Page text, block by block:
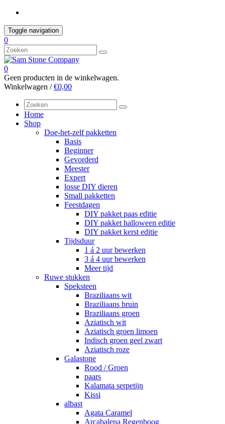
Skip
content
Toggle navigation
0
0
Geen producten in de winkelwagen.
Winkelwagen /€0,00
Home
Shop
Doe-het-zelf pakketten
Basis
Beginner
Gevorderd
Meester
Expert
losse DIY dieren
Small pakketten
Feestdagen
DIY pakket paas editie
DIY pakket halloween editie
DIY pakket kerst editie
Tijdsduur
1 á 2 uur bewerken
3 á 4 uur bewerken
Meer tijd
Ruwe stukken
Speksteen
Braziliaans wit
Braziliaans bruin
Braziliaans groen
Aziatisch wit
Aziatisch groen limoen
Indisch groen geel zwart
Aziatisch roze
Galastone
Rood / Groen
paars
Kalamata serpetijn
Kissi
albast
Agata Caramel
Arcabalena Regenboog